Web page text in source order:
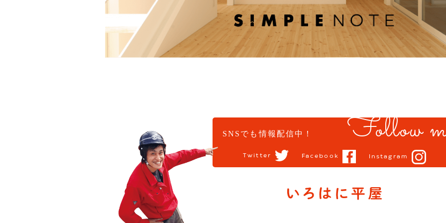
SNSでも情報配信中！ Follow
Twitter Facebook Instagram